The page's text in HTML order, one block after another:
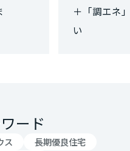
＋「調エネ
い
ード
ス
長期優良住宅